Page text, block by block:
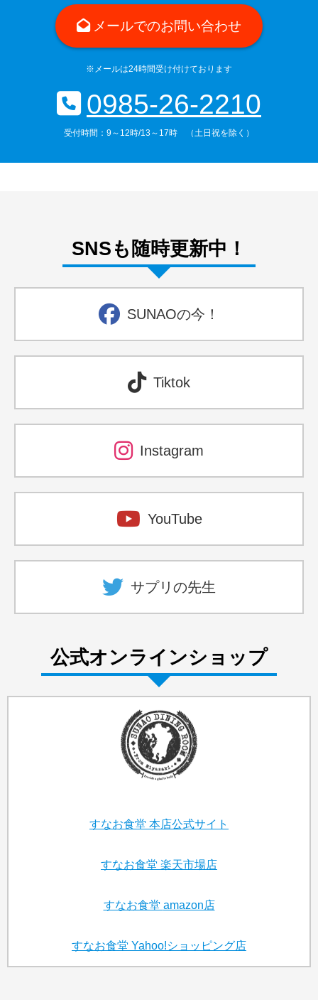
メールでのお問い合わせ
※メールは24時間受け付けております
0985-26-2210
受付時間：9～12時/13～17時 （土日祝を除く）
SNSも随時更新中！
SUNAOの今！
Tiktok
Instagram
YouTube
サプリの先生
公式オンラインショップ
すなお食堂 本店公式サイト
すなお食堂 楽天市場店
すなお食堂 amazon店
すなお食堂 Yahoo!ショッピング店